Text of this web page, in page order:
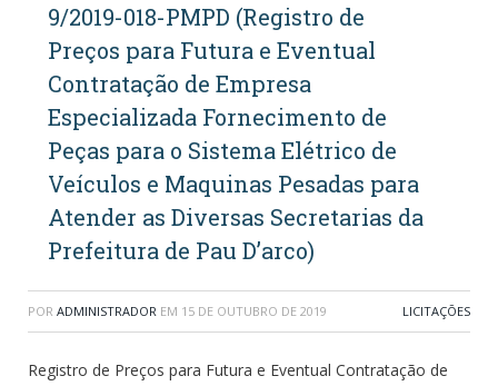
9/2019-018-PMPD (Registro de
Preços para Futura e Eventual
Contratação de Empresa
Especializada Fornecimento de
Peças para o Sistema Elétrico de
Veículos e Maquinas Pesadas para
Atender as Diversas Secretarias da
Prefeitura de Pau D’arco)
POR ADMINISTRADOR EM 15 DE OUTUBRO DE 2019 LICITAÇÕES
Registro de Preços para Futura e Eventual Contratação de